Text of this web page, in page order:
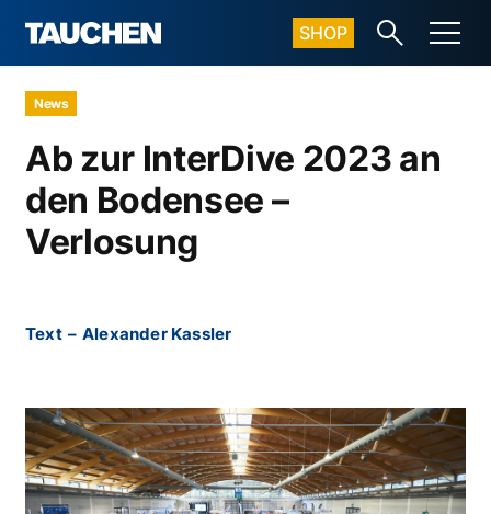
SHOP
News
Ab zur InterDive 2023 an
den Bodensee –
Verlosung
Text – Alexander Kassler